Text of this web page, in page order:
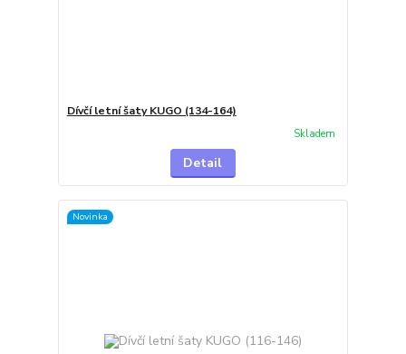
Dívčí letní šaty KUGO (134-164)
Skladem
Detail
Novinka